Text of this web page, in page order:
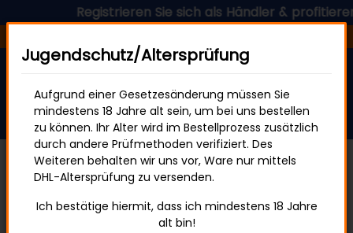
Registrieren Sie sich als Händler &
Alkoholische Getränke
Jugendschutz/Altersprüfung
Aufgrund einer Gesetzesänderung müssen Sie
mindestens 18 Jahre alt sein, um bei uns bestellen
zu können. Ihr Alter wird im Bestellprozess zusätzlich
durch andere Prüfmethoden verifiziert. Des
Weiteren behalten wir uns vor, Ware nur mittels
DHL-Altersprüfung zu versenden.
Ich bestätige hiermit, dass ich mindestens 18 Jahre
alt bin!